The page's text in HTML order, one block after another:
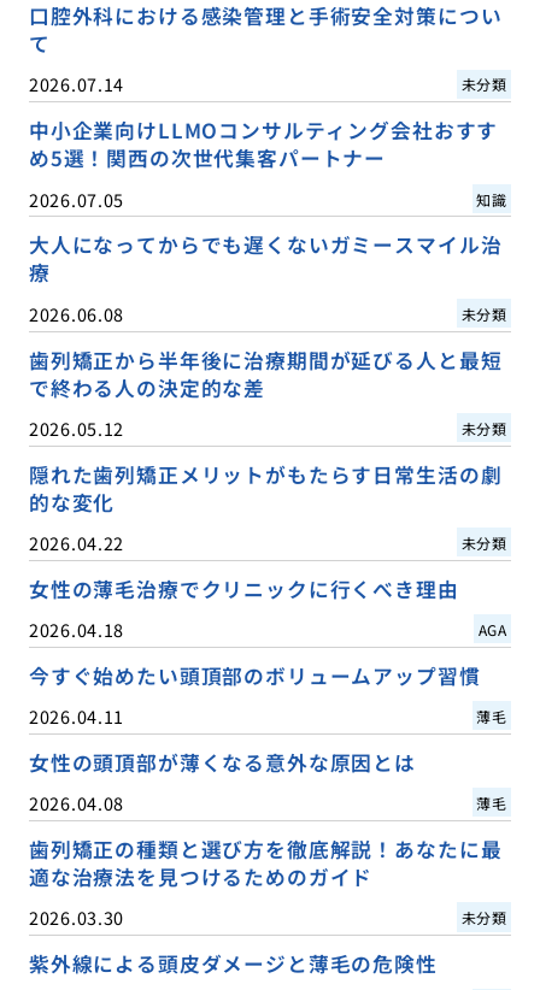
口腔外科における感染管理と手術安全対策につい
て
2026.07.14 未分類
中小企業向けLLMOコンサルティング会社おすす
め5選！関西の次世代集客パートナー
2026.07.05 知識
大人になってからでも遅くないガミースマイル治
療
2026.06.08 未分類
歯列矯正から半年後に治療期間が延びる人と最短
で終わる人の決定的な差
2026.05.12 未分類
隠れた歯列矯正メリットがもたらす日常生活の劇
的な変化
2026.04.22 未分類
女性の薄毛治療でクリニックに行くべき理由
2026.04.18 AGA
今すぐ始めたい頭頂部のボリュームアップ習慣
2026.04.11 薄毛
女性の頭頂部が薄くなる意外な原因とは
2026.04.08 薄毛
歯列矯正の種類と選び方を徹底解説！あなたに最
適な治療法を見つけるためのガイド
2026.03.30 未分類
紫外線による頭皮ダメージと薄毛の危険性